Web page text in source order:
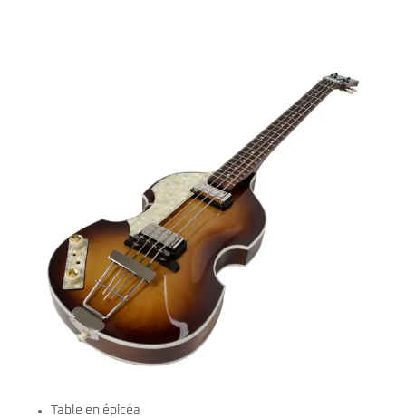
Table en épicéa